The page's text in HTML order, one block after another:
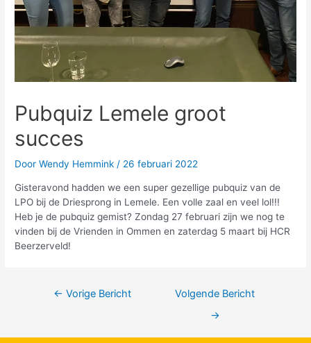
Pubquiz Lemele groot
succes
DoorWendy Hemmink/ 26 februari 2022
Gisteravond hadden we een super gezellige pubquiz van de
LPO bij de Driesprong in Lemele. Een volle zaal en veel lol!!!
Heb je de pubquiz gemist? Zondag 27 februari zijn we nog te
vinden bij de Vrienden in Ommen en zaterdag 5 maart bij HCR
Beerzerveld!
← Vorige Bericht
Volgende Bericht
→